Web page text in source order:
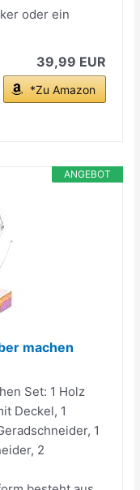
oder ein
39,99 EUR
*Zu Amazon
ANGEBOT
machen
Set: 1 Holz
Deckel, 1
1
2